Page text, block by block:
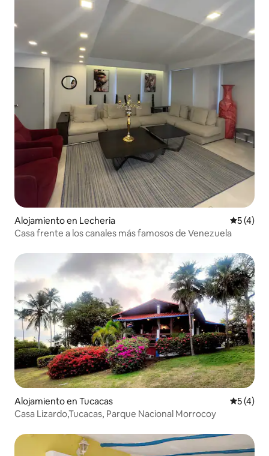
Alojamiento en Lecheria
5 (4)
Casa frente a los canales más famosos de Venezuela
Alojamiento en Tucacas
5 (4)
Casa Lizardo,Tucacas, Parque Nacional Morrocoy